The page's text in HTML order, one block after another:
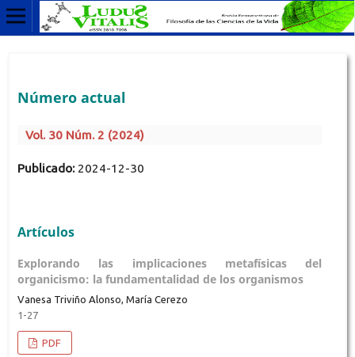
Número actual
Vol. 30 Núm. 2 (2024)
Publicado: 2024-12-30
Artículos
Explorando las implicaciones metafísicas del
organicismo: la fundamentalidad de los organismos
Vanesa Triviño Alonso, María Cerezo
1-27
PDF